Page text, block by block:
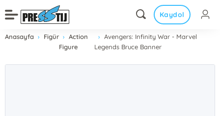
Kaydol
Anasayfa Figür
Action
Figure
Avengers: Infinity War - Marvel
Legends Bruce Banner